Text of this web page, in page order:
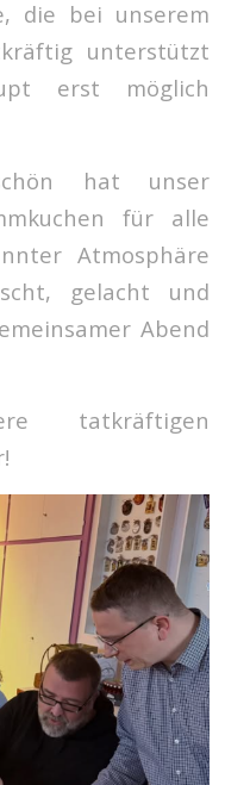
die bei unserem
unterstützt
erst möglich
hat unser
für alle
Atmosphäre
gelacht und
Abend
tatkräftigen